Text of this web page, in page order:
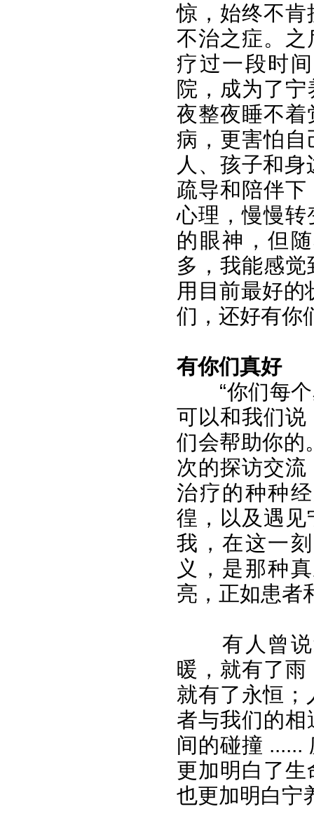
惊，始终不
不治之症。
疗过一段时
院，成为了
夜整夜睡不
病，更害怕
人、孩子和
疏导和陪伴
心理，慢慢
的眼神，但
多，我能感
用目前最好的
们，还好有你
有你们真好
“你们每
可以和我们
们会帮助你的
次的探访交
治疗的种种
徨，以及遇
我，在这一
义，是那种
亮，正如患者
有人曾
暖，就有了
就有了永恒；
者与我们的
间的碰撞 ......
更加明白了
也更加明白宁